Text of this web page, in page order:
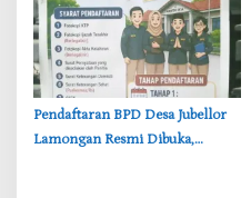
Pendaftaran BPD Desa Jubellor
Lamongan Resmi Dibuka,